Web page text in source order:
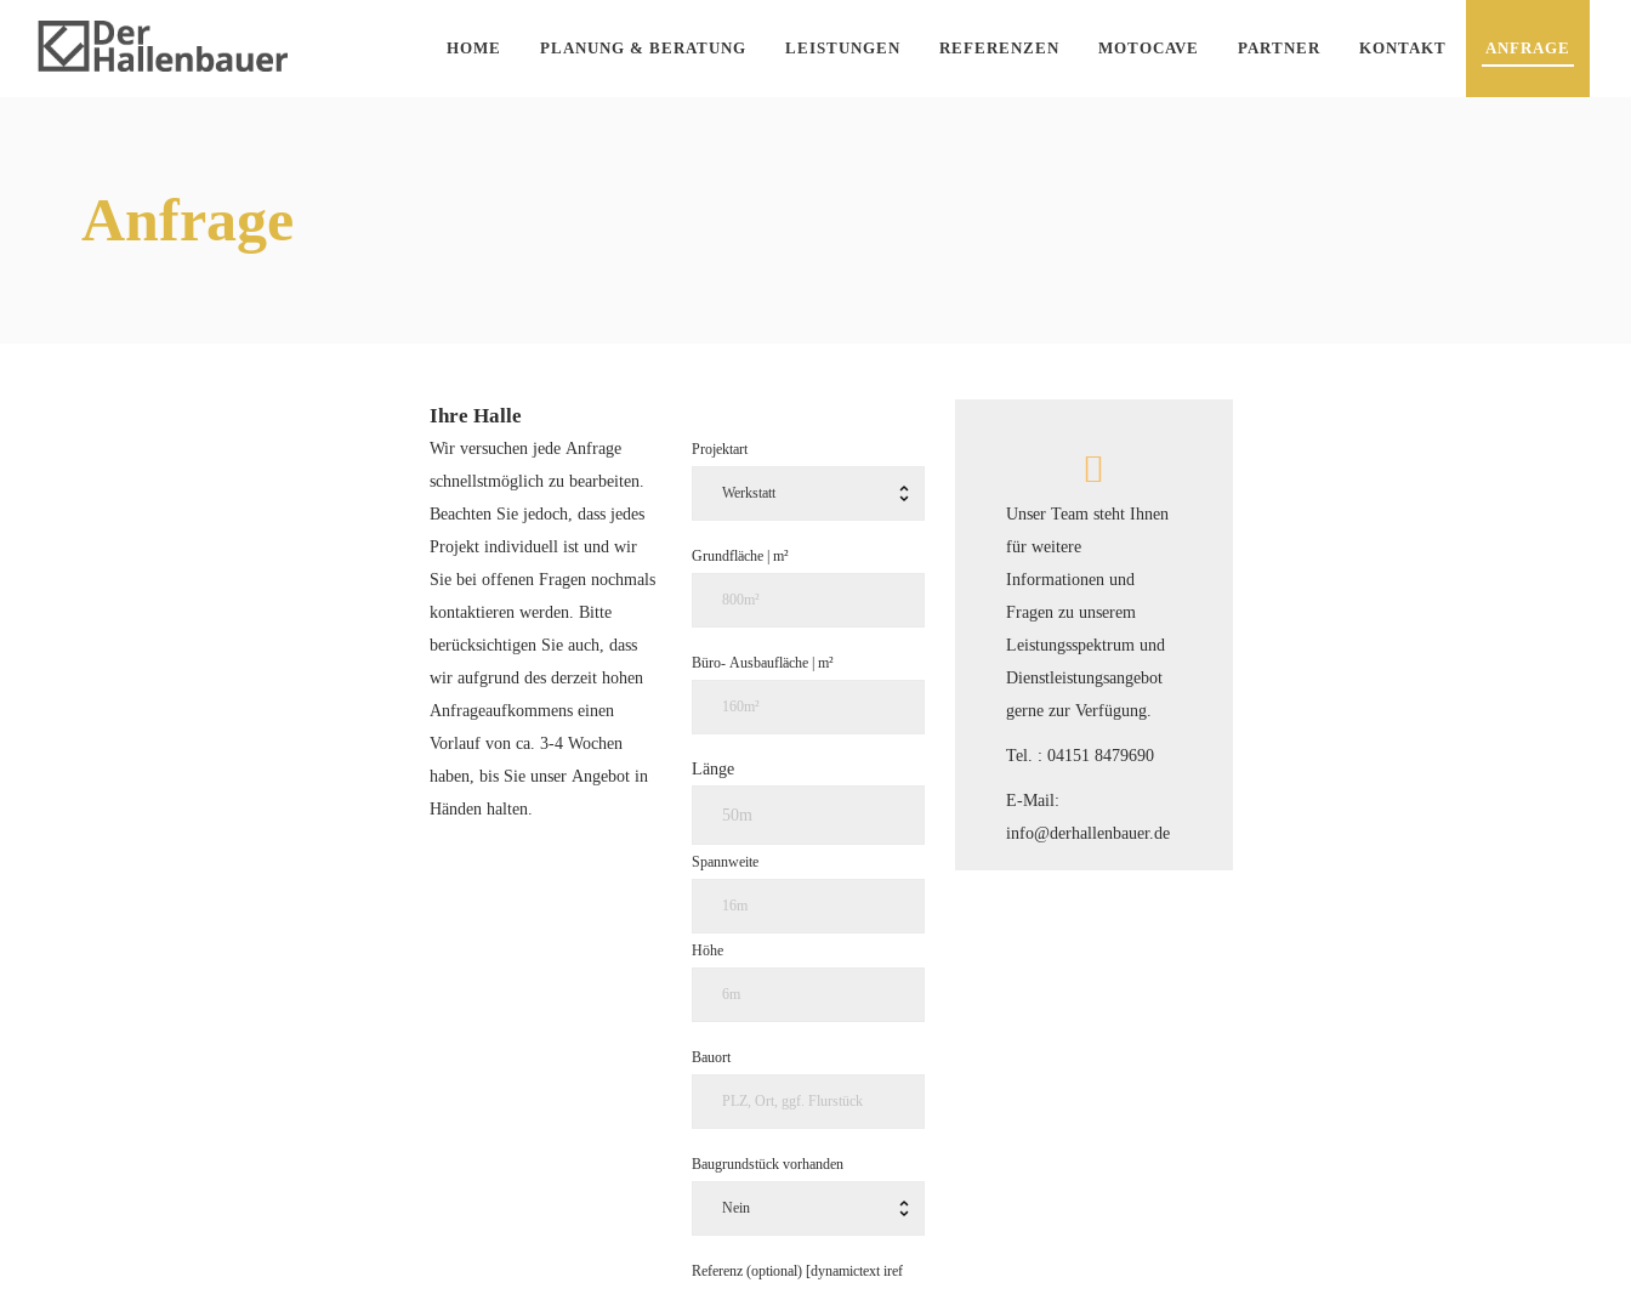
HOME PLANUNG & BERATUNG LEISTUNGEN REFERENZEN MOTOCAVE PARTNER KONTAKT ANFRAGE
Anfrage
Ihre Halle
Wir versuchen jede Anfrage
schnellstmöglich zu bearbeiten.
Beachten Sie jedoch, dass jedes
Projekt individuell ist und wir
Sie bei offenen Fragen nochmals
kontaktieren werden. Bitte
berücksichtigen Sie auch, dass
wir aufgrund des derzeit hohen
Anfrageaufkommens einen
Vorlauf von ca. 3-4 Wochen
haben, bis Sie unser Angebot in
Händen halten.
Projektart
Grundfläche | m²
Büro- Ausbaufläche | m²
Länge
Spannweite
Höhe
Bauort
Baugrundstück vorhanden
Referenz (optional) [dynamictext iref
Unser Team steht Ihnen
für weitere
Informationen und
Fragen zu unserem
Leistungsspektrum und
Dienstleistungsangebot
gerne zur Verfügung.
Tel. : 04151 8479690
E-Mail:
info@derhallenbauer.de